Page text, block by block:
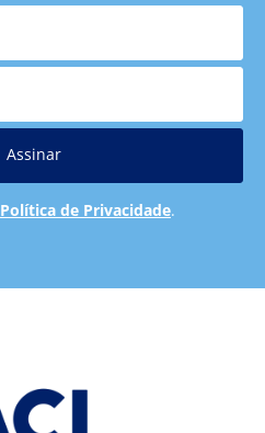
Assinar
Política de Privacidade.